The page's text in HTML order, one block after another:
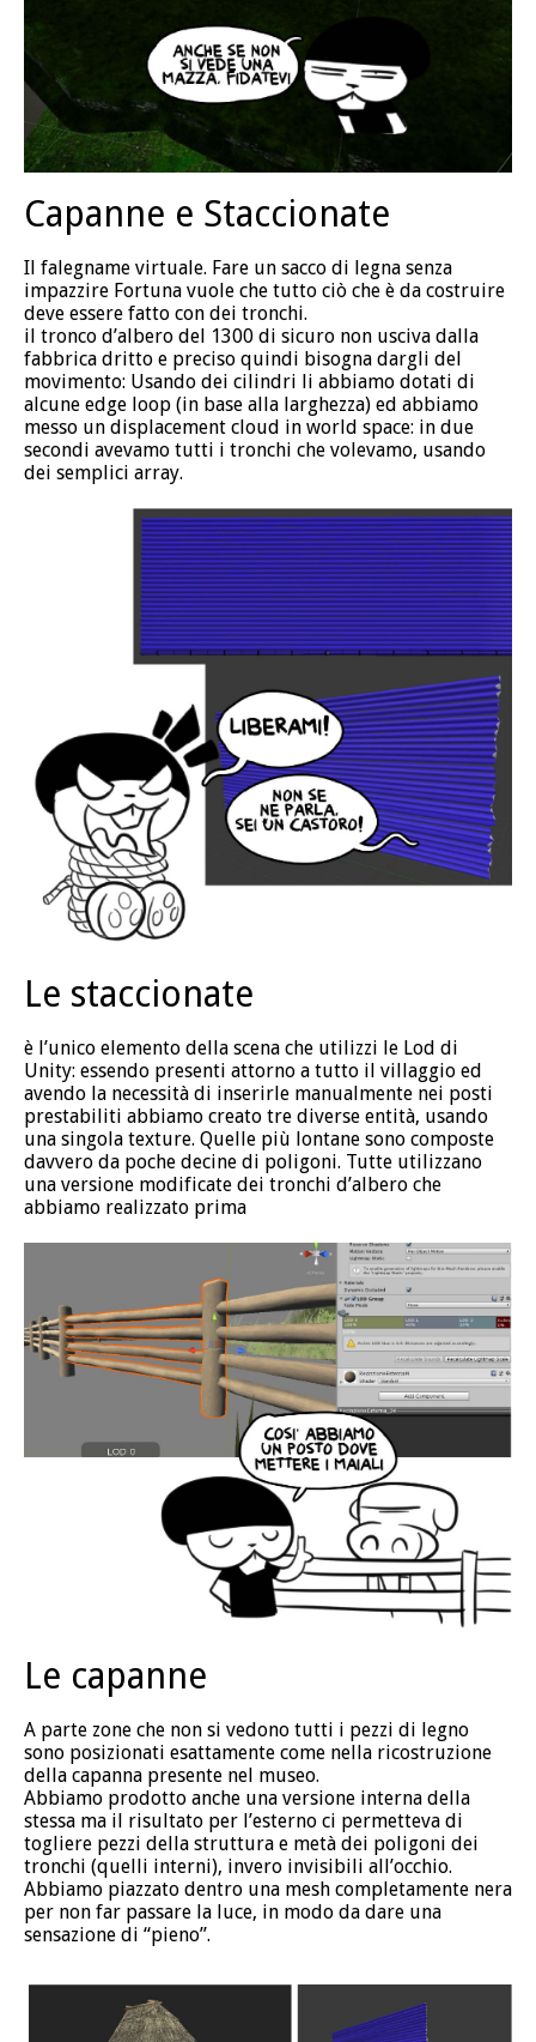
Capanne e Staccionate
Il falegname virtuale. Fare un sacco di legna senza
impazzire Fortuna vuole che tutto ciò che è da costruire
deve essere fatto con dei tronchi.
il tronco d’albero del 1300 di sicuro non usciva dalla
fabbrica dritto e preciso quindi bisogna dargli del
movimento: Usando dei cilindri li abbiamo dotati di
alcune edge loop (in base alla larghezza) ed abbiamo
messo un displacement cloud in world space: in due
secondi avevamo tutti i tronchi che volevamo, usando
dei semplici array.
Le staccionate
è l’unico elemento della scena che utilizzi le Lod di
Unity: essendo presenti attorno a tutto il villaggio ed
avendo la necessità di inserirle manualmente nei posti
prestabiliti abbiamo creato tre diverse entità, usando
una singola texture. Quelle più lontane sono composte
davvero da poche decine di poligoni. Tutte utilizzano
una versione modificate dei tronchi d’albero che
abbiamo realizzato prima
Le capanne
A parte zone che non si vedono tutti i pezzi di legno
sono posizionati esattamente come nella ricostruzione
della capanna presente nel museo.
Abbiamo prodotto anche una versione interna della
stessa ma il risultato per l’esterno ci permetteva di
togliere pezzi della struttura e metà dei poligoni dei
tronchi (quelli interni), invero invisibili all’occhio.
Abbiamo piazzato dentro una mesh completamente nera
per non far passare la luce, in modo da dare una
sensazione di “pieno”.